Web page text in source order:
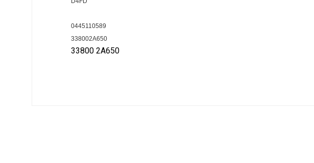
0445110589
338002A650
33800 2A650